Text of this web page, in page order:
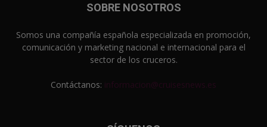
SOBRE NOSOTROS
Somos una compañía española especializada en promoción,
comunicación y marketing nacional e internacional para el
sector de los cruceros.
Contáctanos: informacion@cruisesnews.es